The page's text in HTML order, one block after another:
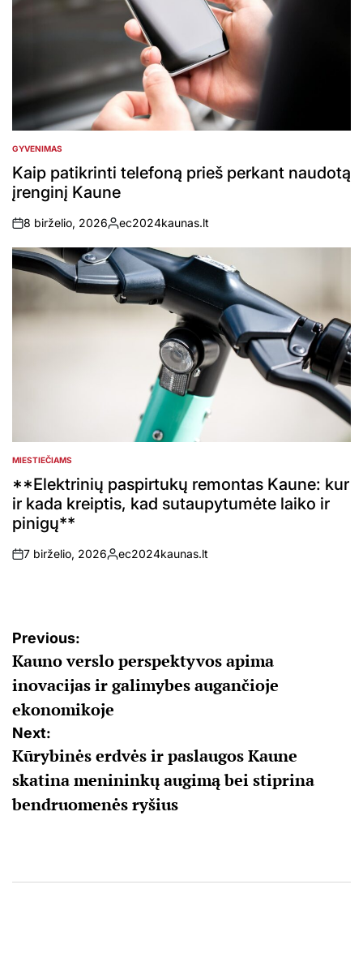
POSTED
IN
GYVENIMAS
Kaip patikrinti telefoną prieš perkant naudotą
įrenginį Kaune
on
8 birželio, 2026
Posted
by
ec2024kaunas.lt
POSTED
MIESTIEČIAMS
**Elektrinių paspirtukų remontas Kaune: kur
ir kada kreiptis, kad sutaupytumėte laiko ir
pinigų**
on
7 birželio, 2026
Posted
ec2024kaunas.lt
Navigacija
tarp
įrašų
Previous:
Kauno verslo perspektyvos apima
inovacijas ir galimybes augančioje
ekonomikoje
Next:
Kūrybinės erdvės ir paslaugos Kaune
skatina menininkų augimą bei stiprina
bendruomenės ryšius